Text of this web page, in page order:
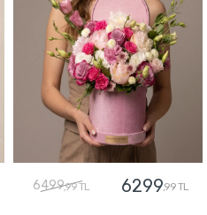
6499,99 TL 6299,99 TL